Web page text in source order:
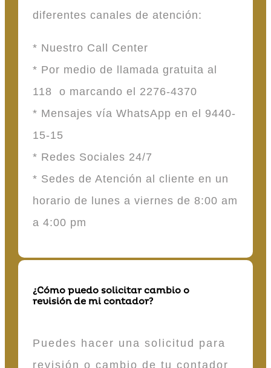
diferentes canales de atención:
* Nuestro Call Center
* Por medio de llamada gratuita al
118 o marcando el 2276-4370
* Mensajes vía WhatsApp en el 9440-
15-15
* Redes Sociales 24/7
* Sedes de Atención al cliente en un
horario de lunes a viernes de 8:00 am
a 4:00 pm
¿Cómo puedo solicitar cambio o
revisión de mi contador?
Puedes hacer una solicitud para
revisión o cambio de tu contador